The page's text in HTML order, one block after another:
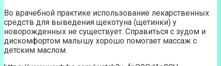
Во врачебной практике использование лекарственных
средств для выведения щекотуна (щетинки) у
новорожденных не существует. Справиться с зудом и
дискомфортом малышу хорошо помогает массаж с
детским маслом.